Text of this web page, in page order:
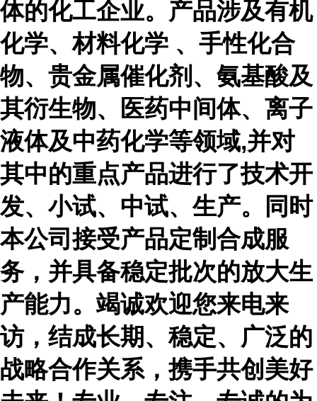
体的化工企业。产品涉及有机
化学、材料化学 、手性化合
物、贵金属催化剂、氨基酸及
其衍生物、医药中间体、离子
液体及中药化学等领域,并对
其中的重点产品进行了技术开
发、小试、中试、生产。同时
本公司接受产品定制合成服
务，并具备稳定批次的放大生
产能力。竭诚欢迎您来电来
访，结成长期、稳定、广泛的
战略合作关系，携手共创美好